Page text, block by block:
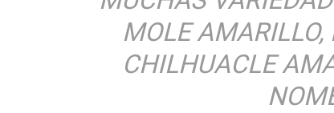
MOLE AMARILLO,
CHILHUACLE